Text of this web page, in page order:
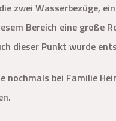
zwei Wasserbezüge,
Bereich eine
dieser Punkt wurde
nochmals bei Familie